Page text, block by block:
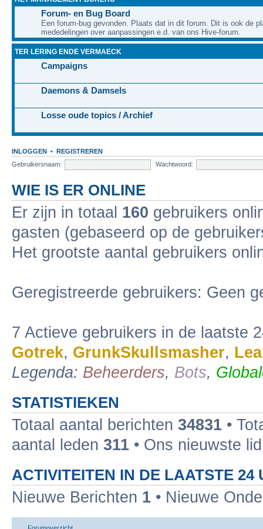
Forum- en Bug Board
Een forum-bug gevonden. Plaats dat in dit forum. Dit is ook de
mededelingen over aanpassingen e.d. van ons Hive-forum.
TER LERING ENDE VERMAECK
Campaigns
Daemons & Damsels
Losse oude topics / Archief
INLOGGEN • REGISTREREN
Gebruikersnaam:
Wachtwoord:
WIE IS ER ONLINE
Er zijn in totaal 160 gebruikers
gasten (gebaseerd op de
Het grootste aantal gebruikers
Geregistreerde gebruikers: Geen
7 Actieve gebruikers in de laatste
Gotrek, GrunkSkullsmasher,
Legenda: Beheerders, Bots,
STATISTIEKEN
Totaal aantal berichten 34831 •
aantal leden 311 • Ons nieuwste
ACTIVITEITEN IN DE LAATSTE 24
Nieuwe Berichten 1 • Nieuwe
Forumoverzicht